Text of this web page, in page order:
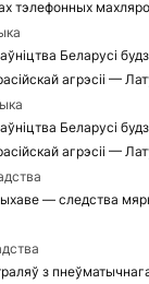
тэлефонных
Беларусі
агрэсіі —
Беларусі
агрэсіі —
— следства
з пнеўматычнага